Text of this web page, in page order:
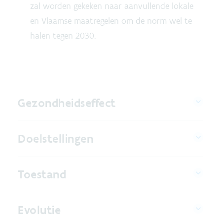
zal worden gekeken naar aanvullende lokale
en Vlaamse maatregelen om de norm wel te
halen tegen 2030.
Gezondheidseffect
Doelstellingen
Toestand
Evolutie